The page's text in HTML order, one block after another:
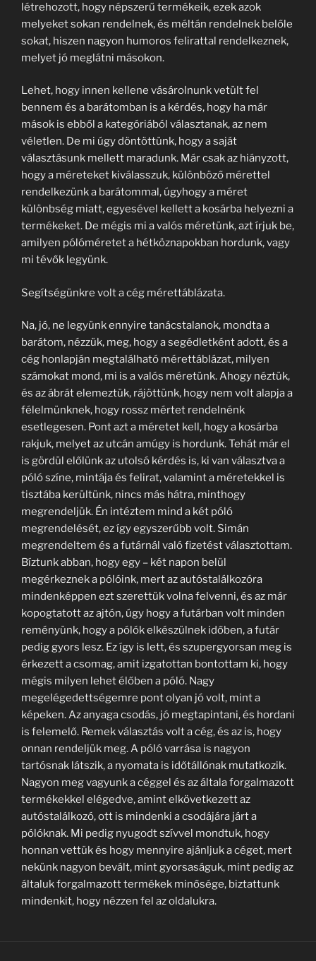
létrehozott, hogy népszerű termékeik, ezek azok
melyeket sokan rendelnek, és méltán rendelnek belőle
sokat, hiszen nagyon humoros felirattal rendelkeznek,
melyet jó meglátni másokon.
Lehet, hogy innen kellene vásárolnunk vetült fel
bennem és a barátomban is a kérdés, hogy ha már
mások is ebből a kategóriából választanak, az nem
véletlen. De mi úgy döntöttünk, hogy a saját
választásunk mellett maradunk. Már csak az hiányzott,
hogy a méreteket kiválasszuk, különböző mérettel
rendelkezünk a barátommal, úgyhogy a méret
különbség miatt, egyesével kellett a kosárba helyezni a
termékeket. De mégis mi a valós méretünk, azt írjuk be,
amilyen pólóméretet a hétköznapokban hordunk, vagy
mi tévők legyünk.
Segítségünkre volt a cég mérettáblázata.
Na, jó, ne legyünk ennyire tanácstalanok, mondta a
barátom, nézzük, meg, hogy a segédletként adott, és a
cég honlapján megtalálható mérettáblázat, milyen
számokat mond, mi is a valós méretünk. Ahogy néztük,
és az ábrát elemeztük, rájöttünk, hogy nem volt alapja a
félelmünknek, hogy rossz mértet rendelnénk
esetlegesen. Pont azt a méretet kell, hogy a kosárba
rakjuk, melyet az utcán amúgy is hordunk. Tehát már el
is gördül előlünk az utolsó kérdés is, ki van választva a
póló színe, mintája és felirat, valamint a méretekkel is
tisztába kerültünk, nincs más hátra, minthogy
megrendeljük. Én intéztem mind a két póló
megrendelését, ez így egyszerűbb volt. Simán
megrendeltem és a futárnál való fizetést választottam.
Bíztunk abban, hogy egy – két napon belül
megérkeznek a pólóink, mert az autóstalálkozóra
mindenképpen ezt szerettük volna felvenni, és az már
kopogtatott az ajtón, úgy hogy a futárban volt minden
reményünk, hogy a pólók elkészülnek időben, a futár
pedig gyors lesz. Ez így is lett, és szupergyorsan meg is
érkezett a csomag, amit izgatottan bontottam ki, hogy
mégis milyen lehet élőben a póló. Nagy
megelégedettségemre pont olyan jó volt, mint a
képeken. Az anyaga csodás, jó megtapintani, és hordani
is felemelő. Remek választás volt a cég, és az is, hogy
onnan rendeljük meg. A póló varrása is nagyon
tartósnak látszik, a nyomata is időtállónak mutatkozik.
Nagyon meg vagyunk a céggel és az általa forgalmazott
termékekkel elégedve, amint elkövetkezett az
autóstalálkozó, ott is mindenki a csodájára járt a
pólóknak. Mi pedig nyugodt szívvel mondtuk, hogy
honnan vettük és hogy mennyire ajánljuk a céget, mert
nekünk nagyon bevált, mint gyorsaságuk, mint pedig az
általuk forgalmazott termékek minősége, biztattunk
mindenkit, hogy nézzen fel az oldalukra.